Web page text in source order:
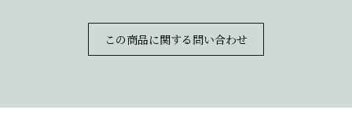
この商品に関する問い合わせ